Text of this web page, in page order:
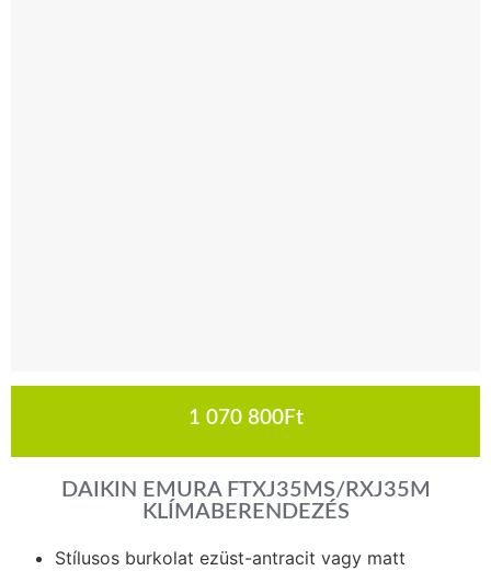
1 070 800Ft
DAIKIN EMURA FTXJ35MS/RXJ35M
KLÍMABERENDEZÉS
Stílusos burkolat ezüst-antracit vagy matt